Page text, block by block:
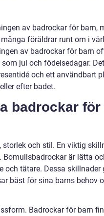
av badrockar för barn,
föräldrar runt om i
av badrockar för barn
jul och födelsedagar.
och ett användbart
efter badet.
badrockar för
och stil. En viktig
Bomullsbadrockar är lätta
och tätare. Dessa skillnader
bäst för sina barns behov
Badrockar för barn